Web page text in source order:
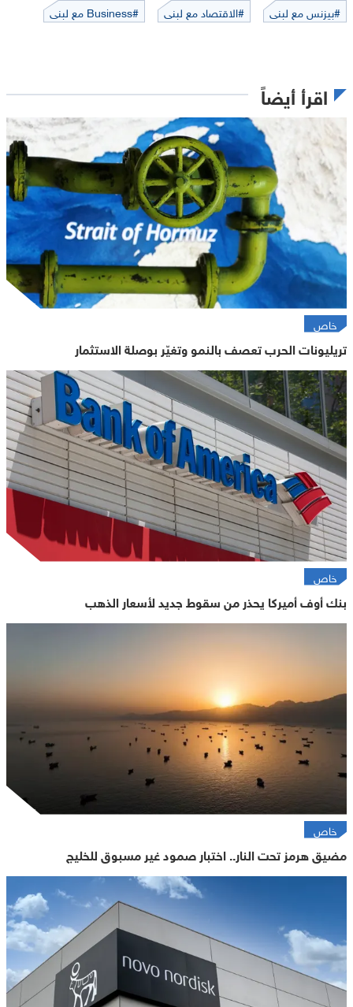
#بيزنس مع لبنى #الاقتصاد مع لبنى #Business مع لبنى
اقرأ أيضاً
خاص
تريليونات الحرب تعصف بالنمو وتغيّر بوصلة الاستثمار
خاص
بنك أوف أميركا يحذر من سقوط جديد لأسعار الذهب
خاص
مضيق هرمز تحت النار.. اختبار صمود غير مسبوق للخليج